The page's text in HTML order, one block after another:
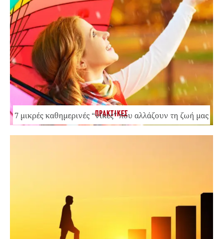
ΠΡΑΚΤΙΚΕΣ
7 μικρές καθημερινές “νίκες” που αλλάζουν τη ζωή μας